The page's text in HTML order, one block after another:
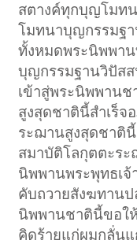
สตางค์ทุกบุญโมท
โมทนาบุญกรรมฐ
ทั้งหมดพระนิพพา
บุญกรรมฐานวิปัส
เข้าสู่พระนิพพาน
สูงสุดชาตินี้สำเร็
ระฌานสูงสุดชาติ
สมาบัติโลกุตตะร
นิพพานพระพุทธเ
คับถวายสังฆทานป
นิพพานชาตินี้ขอใ
คิดร้ายแก่ผมกลั่น